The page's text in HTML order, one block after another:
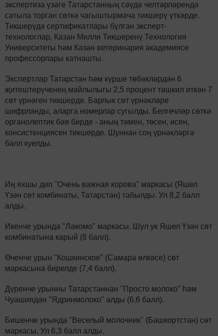
экспертиза үзәге Татарстанның сәүдә челтәрләрендә
сатыла торган сөткә чагыштырмача тикшерү үткәрде.
Тикшерүдә сертификатлары булган эксперт-
технологлар, Казан Милли Тикшеренү Технология
Университеты һәм Казан ветеринария академиясе
профессорлары катнашты.
Экспертлар Татарстан һәм күрше төбәкләрдән 6
җитештерүченең майлылыгы 2,5 процент тәшкил иткән 7
сөт үрнәген тикшерде. Барлык сөт үрнәкләре
шифрланды, аларга номерлар сугылды. Белгечләр сөткә
органолептик бәя бирде - аның тәмен, төсен, исен,
консистенциясен тикшерде. Шуннан соң үрнәкләргә
балл куелды.
Иң яхшы дип "Очень важная корова" маркасы (Яшел
Үзән сөт комбинаты, Татарстан) табылды. Ул 8,2 балл
алды.
Икенче урында "Лакомо" маркасы. Шул ук Яшел Үзән сөт
комбинатына карый (8 балл).
Өченче урын "Кошкинское" (Самара өлкәсе) сөт
маркасына бирелде (7,4 балл).
Дүренче урынны Татарстаннан "Просто молоко" һәм
Чуашиядән "Ядринмолоко" алды (6,6 балл).
Бишенче урында "Веселый молочник" (Башкортстан) сөт
маркасы. Ул 6,3 балл алды.